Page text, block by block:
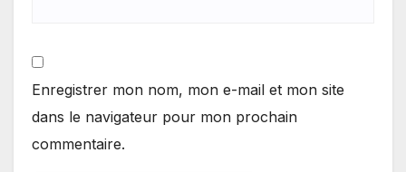
Enregistrer mon nom, mon e-mail et mon site
dans le navigateur pour mon prochain
commentaire.